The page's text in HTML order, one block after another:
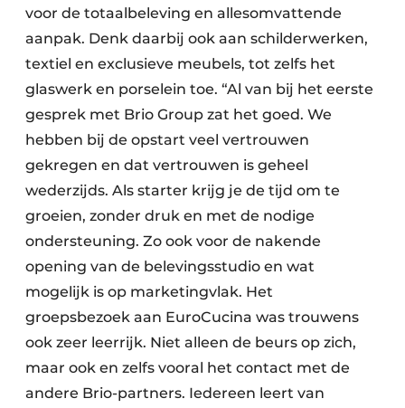
voor de totaalbeleving en allesomvattende
aanpak. Denk daarbij ook aan schilderwerken,
textiel en exclusieve meubels, tot zelfs het
glaswerk en porselein toe. “Al van bij het eerste
gesprek met Brio Group zat het goed. We
hebben bij de opstart veel vertrouwen
gekregen en dat vertrouwen is geheel
wederzijds. Als starter krijg je de tijd om te
groeien, zonder druk en met de nodige
ondersteuning. Zo ook voor de nakende
opening van de belevingsstudio en wat
mogelijk is op marketingvlak. Het
groepsbezoek aan EuroCucina was trouwens
ook zeer leerrijk. Niet alleen de beurs op zich,
maar ook en zelfs vooral het contact met de
andere Brio-partners. Iedereen leert van